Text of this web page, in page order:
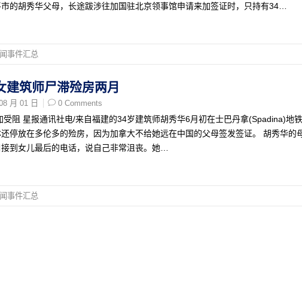
的胡秀华父母，长途跋涉往加国驻北京领事馆申请来加签证时，只持有34…
事件汇总
建筑师尸滞殓房两月
月 01 日 0 Comments
受阻 星报通讯社电/来自福建的34岁建筑师胡秀华6月初在士巴丹拿(Spadina)地
停放在多伦多的殓房，因为加拿大不给她远在中国的父母签发签证。 胡秀华的
到女儿最后的电话，说自己非常沮丧。她…
事件汇总